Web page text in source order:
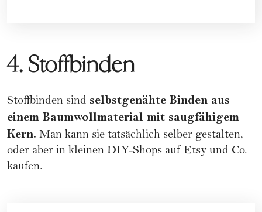
4. Stoffbinden
Stoffbinden sind selbstgenähte Binden aus
einem Baumwollmaterial mit saugfähigem
Kern. Man kann sie tatsächlich selber gestalten,
oder aber in kleinen DIY-Shops auf Etsy und Co.
kaufen.